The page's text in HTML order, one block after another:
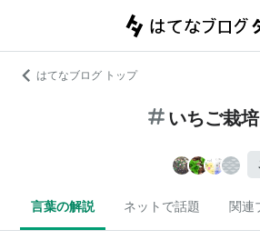
はてなブログ トップ
いちご栽培
言葉の解説 ネットで話題 関連